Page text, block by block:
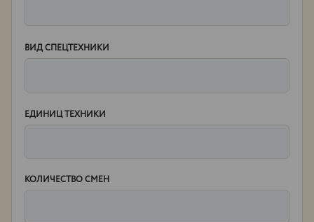
ВИД СПЕЦТЕХНИКИ
ЕДИНИЦ ТЕХНИКИ
КОЛИЧЕСТВО СМЕН